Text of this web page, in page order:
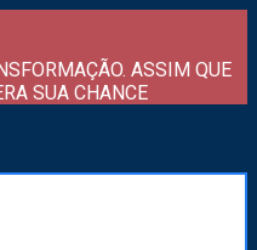
ASSIM QUE
SUA CHANCE